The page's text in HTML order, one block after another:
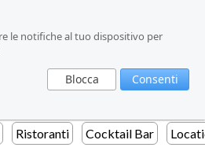
le notifiche al tuo dispositivo per
Blocca Consenti
le notifiche al tuo dispositivo per
Blocca Consenti
Ristoranti Cocktail Bar